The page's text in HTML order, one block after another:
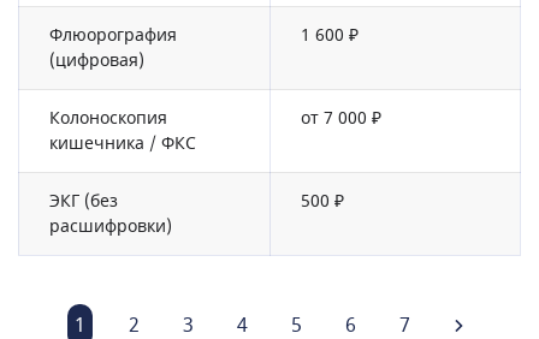
Флюорография
(цифровая)
1 600 ₽
Колоноскопия
кишечника / ФКС
от 7 000 ₽
ЭКГ (без
расшифровки)
500 ₽
1 2 3 4 5 6 7